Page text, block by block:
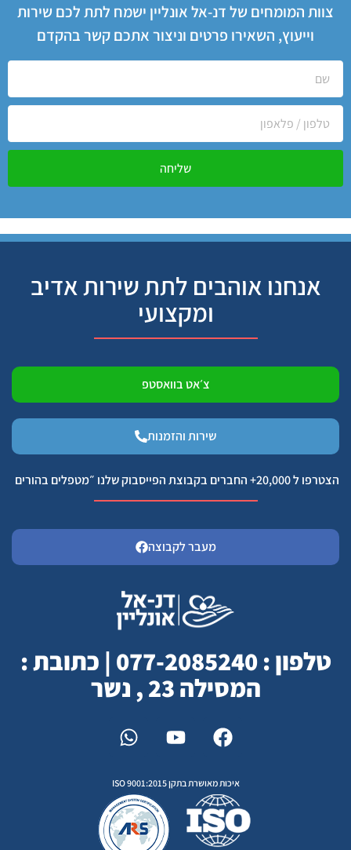
צוות המומחים של דנ-אל אונליין ישמח לתת לכם שירות
וייעוץ, השאירו פרטים וניצור אתכם קשר בהקדם
שליחה
אנחנו אוהבים לתת שירות אדיב
ומקצועי
צ׳אט בוואסטפ
שירות והזמנות
הצטרפו ל 20,000+ החברים בקבוצת הפייסבוק שלנו ״מטפלים בהורים
מעבר לקבוצה
טלפון : 077-2085240 | כתובת :
המסילה 23 , נשר
איכות מאושרת בתקן ISO 9001:2015